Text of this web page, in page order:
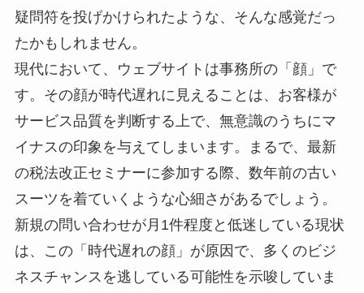
疑問符を投げかけられたような、そんな感覚だっ
たかもしれません。
現代において、ウェブサイトは事務所の「顔」で
す。その顔が時代遅れに見えることは、お客様が
サービス品質を判断する上で、無意識のうちにマ
イナスの印象を与えてしまいます。まるで、最新
の税法改正セミナーに参加する際、数年前の古い
スーツを着ていくような心細さがあるでしょう。
新規の問い合わせが月1件程度と低迷している現状
は、この「時代遅れの顔」が原因で、多くのビジ
ネスチャンスを逃している可能性を示唆していま